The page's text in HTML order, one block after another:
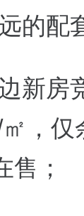
的配
新房
，
售；